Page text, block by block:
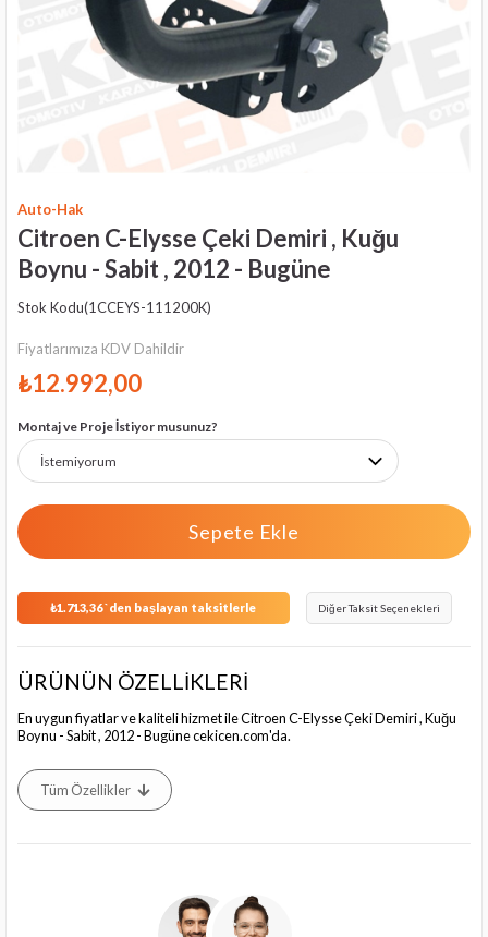
Auto-Hak
Citroen C-Elysse Çeki Demiri , Kuğu
Boynu - Sabit , 2012 - Bugüne
Stok Kodu(1CCEYS-111200K)
Fiyatlarımıza KDV Dahildir
₺12.992,00
Montaj ve Proje İstiyor musunuz?
₺1.713,36`den başlayan taksitlerle Diğer Taksit Seçenekleri
ÜRÜNÜN ÖZELLİKLERİ
En uygun fiyatlar ve kaliteli hizmet ile Citroen C-Elysse Çeki Demiri , Kuğu
Boynu - Sabit , 2012 - Bugüne cekicen.com'da.
Tüm Özellikler